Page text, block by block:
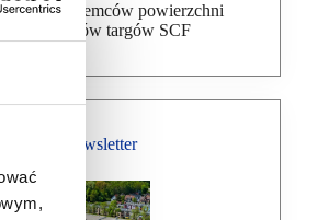
dla najemców powierzchni
uczestników targów SCF
Newsletter